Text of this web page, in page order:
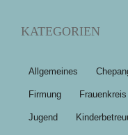
KATEGORIEN
Allgemeines
Firmung Frauenkreis
Jugend